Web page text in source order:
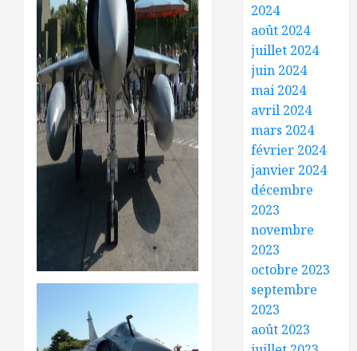
2024
août 2024
juillet 2024
juin 2024
mai 2024
avril 2024
mars 2024
février 2024
janvier 2024
décembre
2023
novembre
2023
octobre 2023
septembre
2023
août 2023